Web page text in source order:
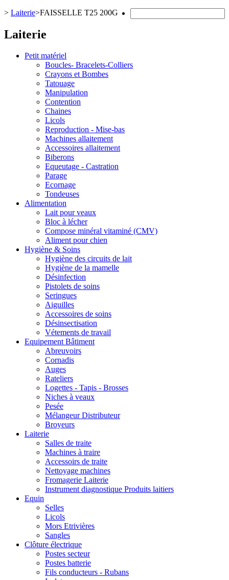
> Laiterie>FAISSELLE T25 200G
Laiterie
Petit matériel
Boucles- Bracelets-Colliers
Crayons et Bombes
Tatouage
Manipulation
Contention
Chaines
Licols
Reproduction - Mise-bas
Machines allaitement
Accessoires allaitement
Biberons
Equeutage - Castration
Parage
Ecornage
Tondeuses
Alimentation
Lait pour veaux
Bloc à lécher
Compose minéral vitaminé (CMV)
Aliment pour chien
Hygiène & Soins
Hygiène des circuits de lait
Hygiène de la mamelle
Désinfection
Pistolets de soins
Seringues
Aiguilles
Accessoires de soins
Désinsectisation
Vétements de travail
Equipement Bâtiment
Abreuvoirs
Cornadis
Auges
Rateliers
Logettes - Tapis - Brosses
Niches à veaux
Pesée
Mélangeur Distributeur
Broyeurs
Laiterie
Salles de traite
Machines à traire
Accessoirs de traite
Nettoyage machines
Fromagerie Laiterie
Instrument diagnostique Produits laitiers
Equin
Selles
Licols
Mors Etrivières
Sangles
Clôture électrique
Postes secteur
Postes batterie
Fils conducteurs - Rubans